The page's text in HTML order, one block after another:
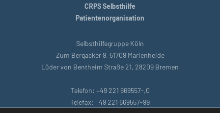
CRPS Selbsthilfe
Patientenorganisation
Selbsthilfegruppe Köln
Zum Bergacker 9, 51709 Marienheide
Lüder von Bentheim Straße 21, 28209 Bremen
Telefon: +49 221 669557-,0
Telefax: +49 221 669557-99